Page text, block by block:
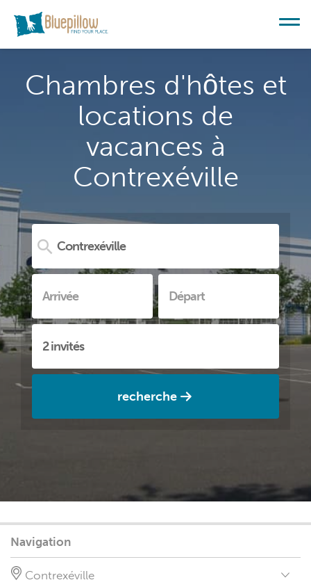
Chambres d'hôtes et
locations de
vacances à
Contrexéville
recherche
Navigation
Contrexéville